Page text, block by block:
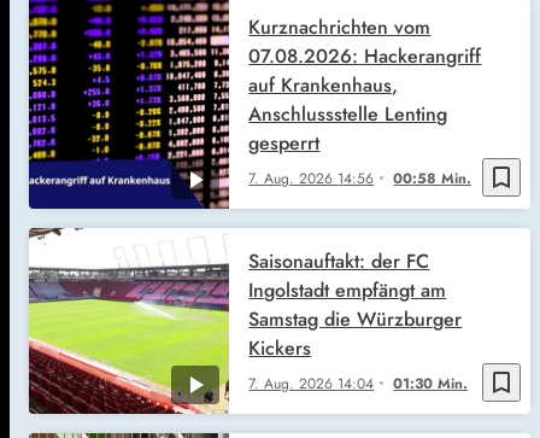
bookmark_border
7. Aug. 2026 14:56 00:58 Min.
Kurznachrichten vom
07.08.2026: Hackerangriff
auf Krankenhaus,
Anschlussstelle Lenting
gesperrt
bookmark_border
7. Aug. 2026 14:04 01:30 Min.
Saisonauftakt: der FC
Ingolstadt empfängt am
Samstag die Würzburger
Kickers